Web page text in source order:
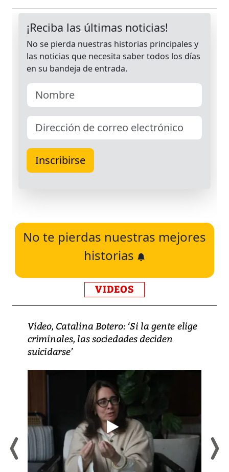
No te pierdas nuestras mejores
historias
VIDEOS
Video, Catalina Botero: ‘Si la gente elige
criminales, las sociedades deciden
suicidarse’